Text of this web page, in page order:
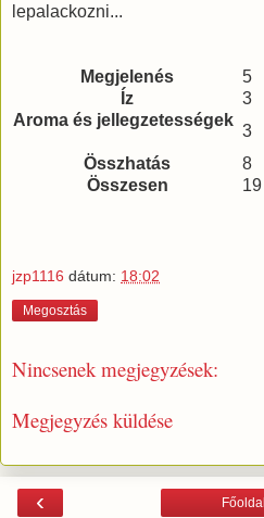
lepalackozni...
Megjelenés
5
Íz
3
Aroma és jellegzetességek
3
Összhatás
8
Összesen
19
jzp1116 dátum: 18:02
Megosztás
Nincsenek megjegyzések:
Megjegyzés küldése
‹ Főoldal